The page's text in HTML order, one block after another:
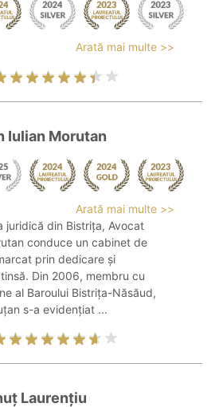
Arată mai multe >>
Iulian Morutan
Arată mai multe >>
juridică din Bistrița, Avocat
conduce un cabinet de
prin dedicare și
Din 2006, membru cu
al Baroului Bistrița-Năsăud,
s-a evidențiat ...
Laurențiu